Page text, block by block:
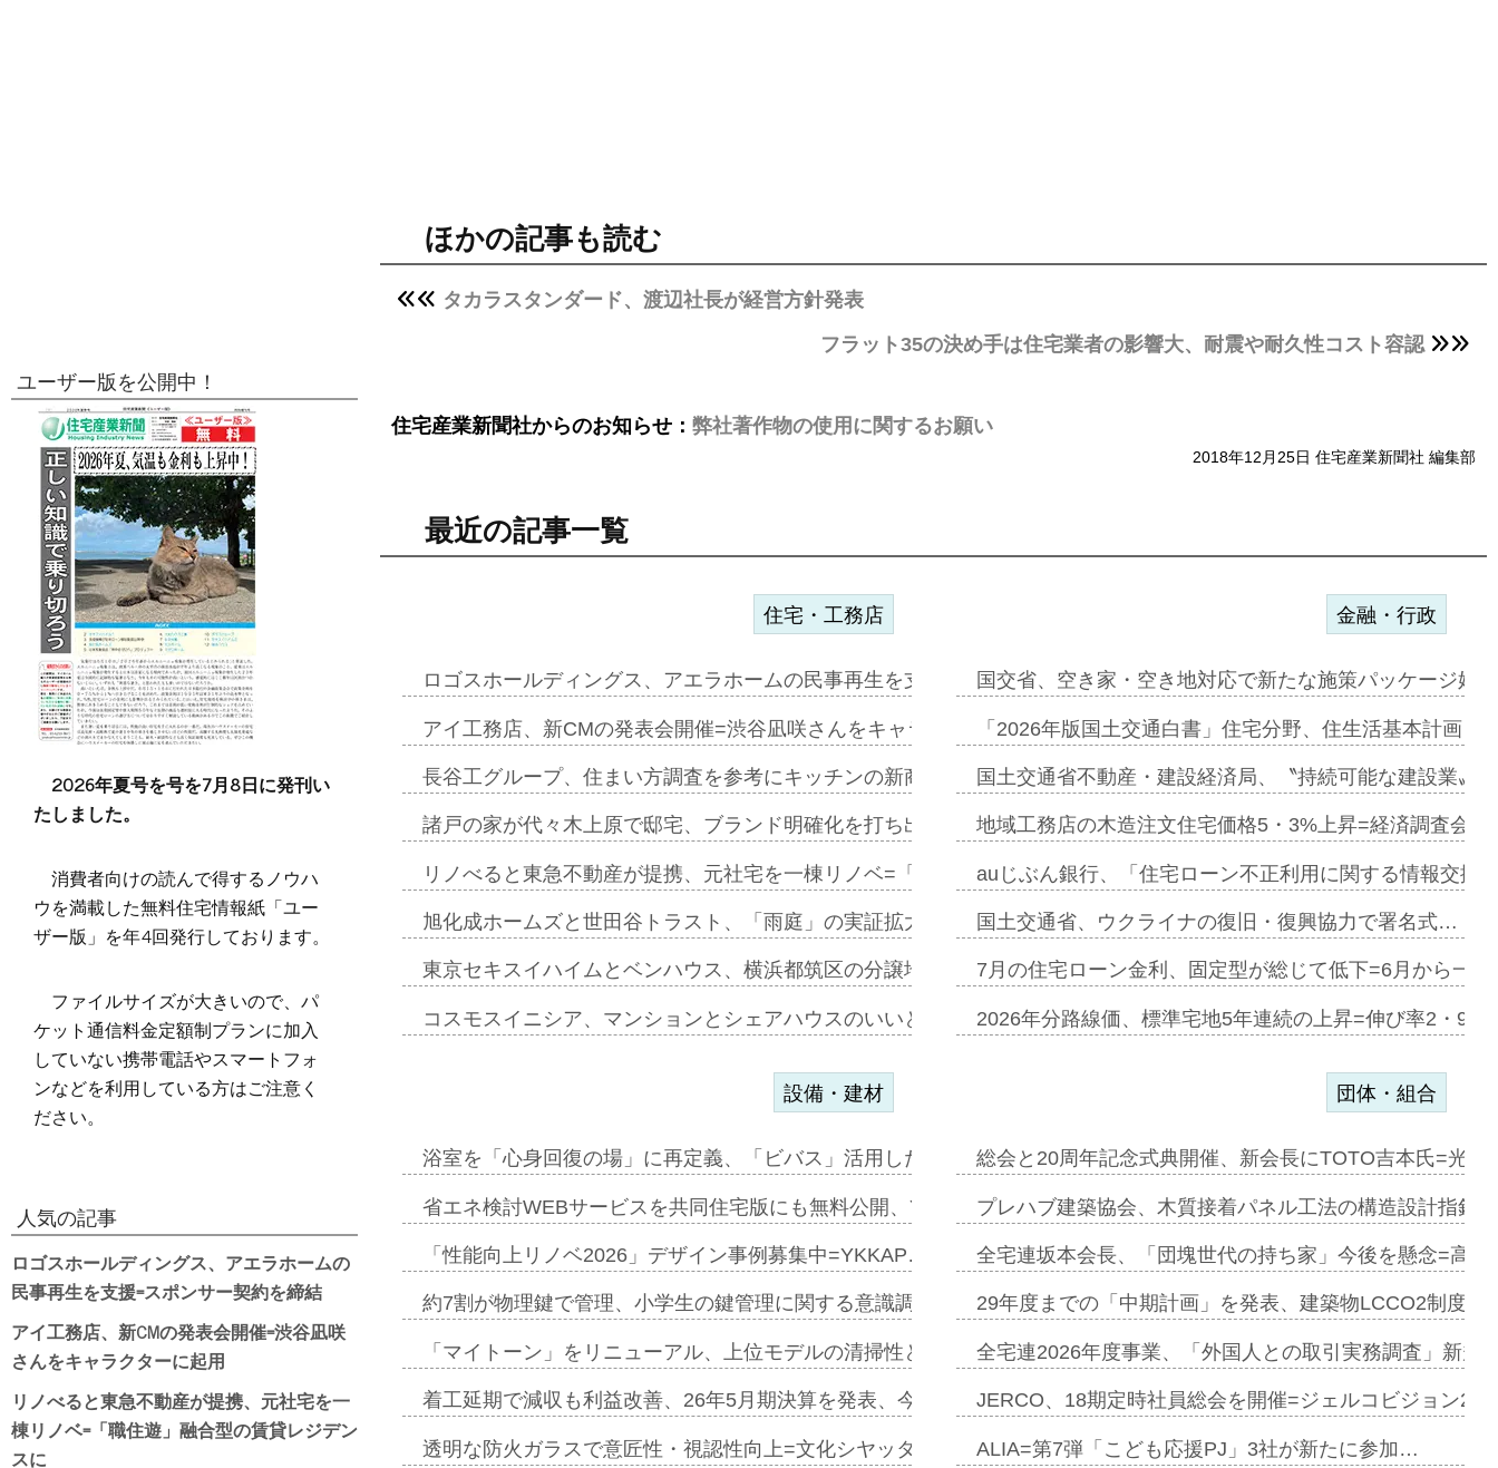
ほかの記事も読む
タカラスタンダード、渡辺社長が経営方針発表
フラット35の決め手は住宅業者の影響大、耐震や耐久性コスト容認
住宅産業新聞社からのお知らせ： 弊社著作物の使用に関するお願い
2018年12月25日 住宅産業新聞社 編集部
最近の記事一覧
住宅・工務店
ロゴスホールディングス、アエラホームの民事再生を支援=スポンサー契約…
アイ工務店、新CMの発表会開催=渋谷凪咲さんをキャラクターに起用…
長谷工グループ、住まい方調査を参考にキッチンの新商品=「ファミーレキ…
諸戸の家が代々木上原で邸宅、ブランド明確化を打ち出す=年内にも城南エ…
リノべると東急不動産が提携、元社宅を一棟リノベ=「職住遊」融合型の賃…
旭化成ホームズと世田谷トラスト、「雨庭」の実証拡大へ=ガーデンカフェ…
東京セキスイハイムとベンハウス、横浜都筑区の分譲地開発で初協業=お互…
コスモスイニシア、マンションとシェアハウスのいいとこどりのコリビング…
金融・行政
国交省、空き家・空き地対応で新たな施策パッケージ始
「2026年版国土交通白書」住宅分野、住生活基本計画
国土交通省不動産・建設経済局、〝持続可能な建設業〟
地域工務店の木造注文住宅価格5・3%上昇=経済調査会
auじぶん銀行、「住宅ローン不正利用に関する情報交換
国土交通省、ウクライナの復旧・復興協力で署名式…
7月の住宅ローン金利、固定型が総じて低下=6月から一
2026年分路線価、標準宅地5年連続の上昇=伸び率2・
設備・建材
浴室を「心身回復の場」に再定義、「ビバス」活用した新入浴法を提案=P…
省エネ検討WEBサービスを共同住宅版にも無料公開、YKKAPとワンビ…
「性能向上リノベ2026」デザイン事例募集中=YKKAP…
約7割が物理鍵で管理、小学生の鍵管理に関する意識調査=Nature…
「マイトーン」をリニューアル、上位モデルの清掃性と安全性追加=リンナ…
着工延期で減収も利益改善、26年5月期決算を発表、今期は増収見込む=…
透明な防火ガラスで意匠性・視認性向上=文化シヤッター…
団体・組合
総会と20周年記念式典開催、新会長にTOTO吉本氏=光
プレハブ建築協会、木質接着パネル工法の構造設計指針
全宅連坂本会長、「団塊世代の持ち家」今後を懸念=高
29年度までの「中期計画」を発表、建築物LCCO2制度
全宅連2026年度事業、「外国人との取引実務調査」新規
JERCO、18期定時社員総会を開催=ジェルコビジョン
ALIA=第7弾「こども応援PJ」3社が新たに参加…
ユーザー版を公開中！
2026年夏号を号を7月8日に発刊い
たしました。
消費者向けの読んで得するノウハ
ウを満載した無料住宅情報紙「ユー
ザー版」を年4回発行しております。
ファイルサイズが大きいので、パ
ケット通信料金定額制プランに加入
していない携帯電話やスマートフォ
ンなどを利用している方はご注意く
ださい。
人気の記事
ロゴスホールディングス、アエラホームの
民事再生を支援=スポンサー契約を締結
アイ工務店、新CMの発表会開催=渋谷凪咲
さんをキャラクターに起用
リノべると東急不動産が提携、元社宅を一
棟リノベ=「職住遊」融合型の賃貸レジデン
スに